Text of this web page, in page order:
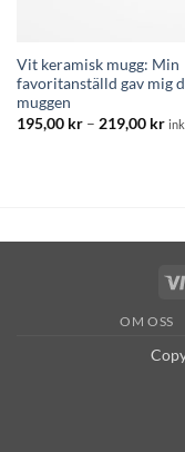
Vit keramisk mugg: Min
favoritanställd gav mig
muggen
195,00 kr – 219,00 kr
OM OSS